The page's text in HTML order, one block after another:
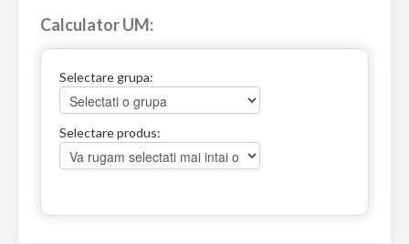
Calculator UM:
Selectare grupa:
Selectare produs: